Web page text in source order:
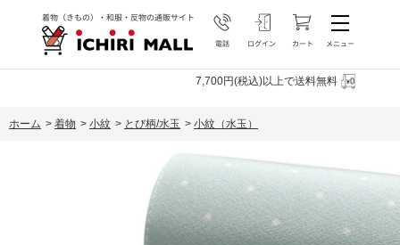
7,700円(税込)以上で送料無料
ホーム > 着物 > 小紋 > とび柄/水玉 > 小紋（水玉）